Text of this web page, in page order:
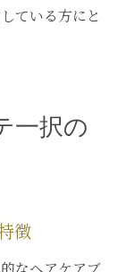
ている方にと
一択の
徴